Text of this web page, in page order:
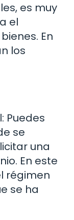
es muy
el
En
los
Puedes
se
una
En este
régimen
se ha